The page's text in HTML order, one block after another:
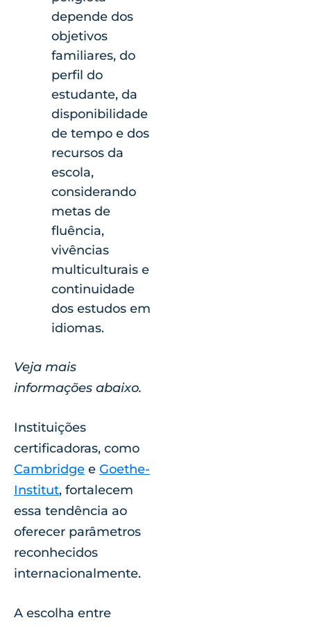
depende dos
objetivos
familiares, do
perfil do
estudante, da
disponibilidade
de tempo e dos
recursos da
escola,
considerando
metas de
fluência,
vivências
multiculturais e
continuidade
dos estudos em
idiomas.
Veja mais
informações abaixo.
Instituições
certificadoras, como
Cambridge e Goethe-
Institut, fortalecem
essa tendência ao
oferecer parâmetros
reconhecidos
internacionalmente.
A escolha entre